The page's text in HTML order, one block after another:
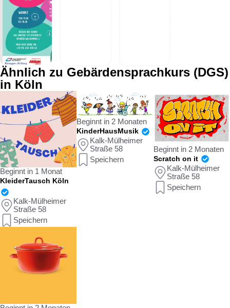
Ähnlich zu Gebärdensprachkurs (DGS)
in Köln
Beginnt in 1 Monat
KleiderTausch Köln
Kalk-Mülheimer
Straße 58
Speichern
Beginnt in 2 Monaten
KinderHausMusik
Kalk-Mülheimer
Straße 58
Speichern
Beginnt in 2 Monaten
Scratch on it
Kalk-Mülheimer
Straße 58
Speichern